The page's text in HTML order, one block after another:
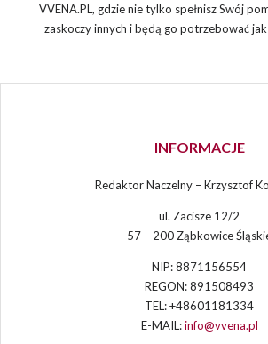
VVENA.PL, gdzie nie tylko spełnisz Swój
zaskoczy innych i będą go potrzebować
INFORMACJE
Redaktor Naczelny – Krzysztof
ul. Zacisze 12/2
57 – 200 Ząbkowice
NIP: 8871156554
REGON: 891508493
TEL: +48601181334
E-MAIL:info@vvena.pl